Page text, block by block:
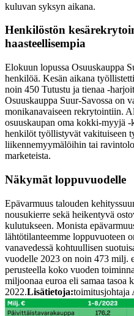
kuluvan syksyn aikana.
Henkilöstön
haasteellisempia
Elokuun lopussa Osuuskauppa
henkilöä. Kesän aikana
noin 450 Tutustu ja tienaa
Osuuskauppa Suur-Savossa on
monikanavaiseen rekrytointiin.
osuuskaupan oma kokki-myyjä
henkilöt työllistyvät vakituiseen
liikennemyymälöihin tai
marketeista.
Näkymät loppuvuodelle
Epävarmuus talouden
nousukierre sekä heikentyvä
kulutukseen. Monista
lähtötilanteemme loppuvuoteen
vanavedessä kohtuullisen
vuodelle 2023 on noin 473 milj.
perusteella koko vuoden
miljoonaa euroa eli samaa tasoa
2022.Lisätietoja:toimitusjohtaja